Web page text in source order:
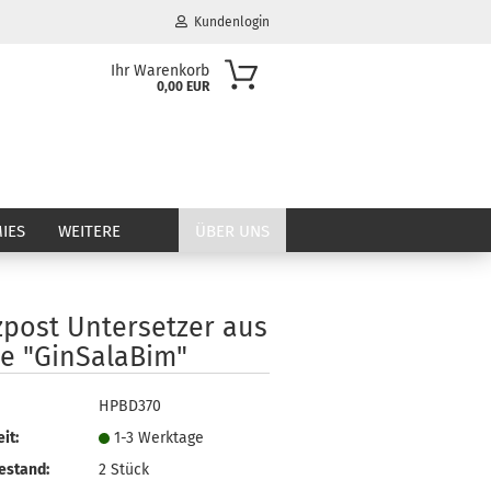
Kundenlogin
vergessen?
Ihr Warenkorb
0,00 EUR
ÜBER UNS
WEITERE
Untersetzer aus
"GinSalaBim"
HPBD370
1-3 Werktage
2 Stück